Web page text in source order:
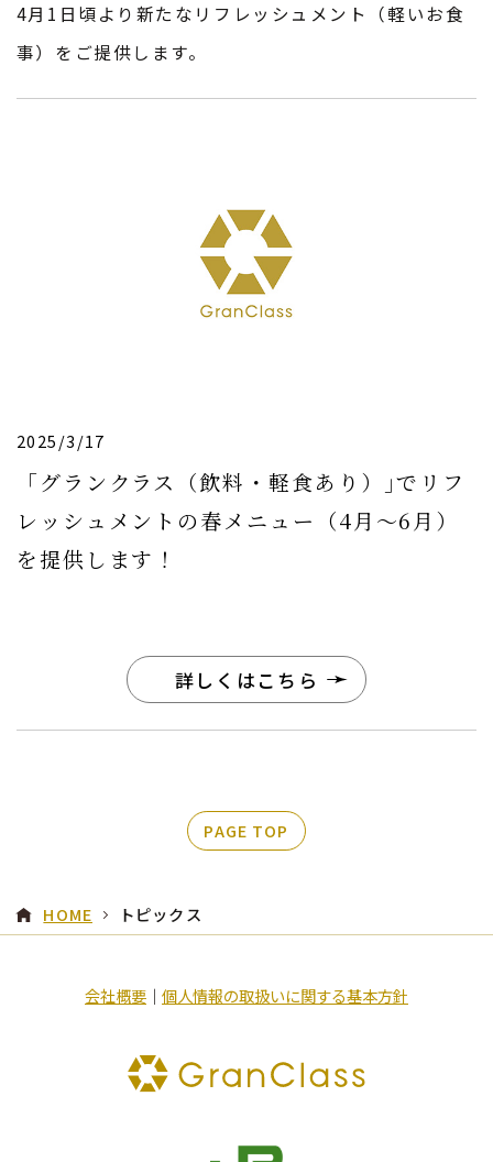
4月1日頃より新たなリフレッシュメント（軽いお食
事）をご提供します。
2025/3/17
「グランクラス（飲料・軽食あり）｣でリフ
レッシュメントの春メニュー（4月〜6月）
を提供します！
詳しくはこちら
PAGE TOP
HOME トピックス
会社概要 ｜ 個人情報の取扱いに関する基本方針